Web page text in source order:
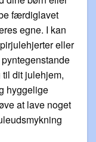
færdiglavet
egne. I kan
eller
dit julehjem,
hyggelige
at lave noget